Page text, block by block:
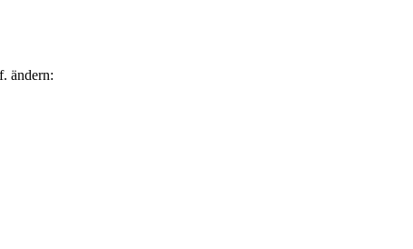
ändern: